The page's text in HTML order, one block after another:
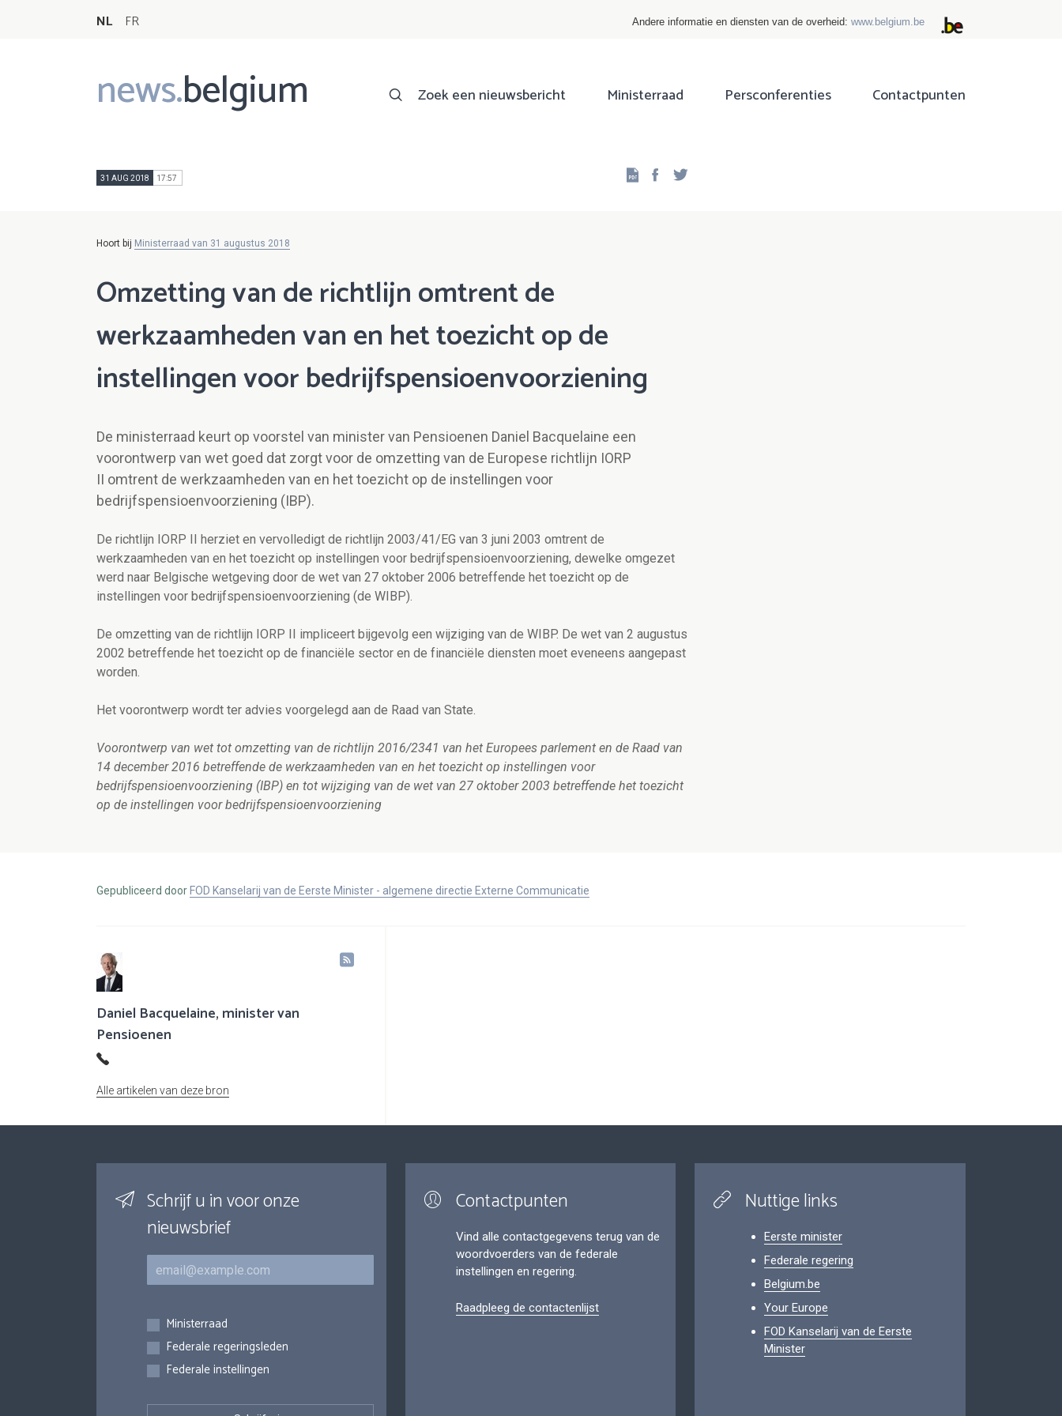
NL FR Andere informatie en diensten van de overheid: www.belgium.be
news.belgium
Main
navigation
Zoek een nieuwsbericht Ministerraad Persconferenties Contactpunten
31 AUG 2018 17:57 Facebook
Hoort bij Ministerraad van 31 augustus 2018
Omzetting van de richtlijn omtrent de
werkzaamheden van en het toezicht op de
instellingen voor bedrijfspensioenvoorziening
De ministerraad keurt op voorstel van minister van Pensioenen Daniel Bacquelaine een
voorontwerp van wet goed dat zorgt voor de omzetting van de Europese richtlijn IORP
II omtrent de werkzaamheden van en het toezicht op de instellingen voor
bedrijfspensioenvoorziening (IBP).
De richtlijn IORP II herziet en vervolledigt de richtlijn 2003/41/EG van 3 juni 2003 omtrent de
werkzaamheden van en het toezicht op instellingen voor bedrijfspensioenvoorziening, dewelke omgezet
werd naar Belgische wetgeving door de wet van 27 oktober 2006 betreffende het toezicht op de
instellingen voor bedrijfspensioenvoorziening (de WIBP).
De omzetting van de richtlijn IORP II impliceert bijgevolg een wijziging van de WIBP. De wet van 2 augustus
2002 betreffende het toezicht op de financiële sector en de financiële diensten moet eveneens aangepast
worden.
Het voorontwerp wordt ter advies voorgelegd aan de Raad van State.
Voorontwerp van wet tot omzetting van de richtlijn 2016/2341 van het Europees parlement en de Raad van
14 december 2016 betreffende de werkzaamheden van en het toezicht op instellingen voor
bedrijfspensioenvoorziening (IBP) en tot wijziging van de wet van 27 oktober 2003 betreffende het toezicht
op de instellingen voor bedrijfspensioenvoorziening
Gepubliceerd door FOD Kanselarij van de Eerste Minister - algemene directie Externe Communicatie
Daniel Bacquelaine, minister van
Pensioenen
Alle artikelen van deze bron
Schrijf u in voor onze
nieuwsbrief
E-mail
Inschrijvingen
Ministerraad
Federale regeringsleden
Federale instellingen
Contactpunten
Vind alle contactgegevens terug van de
woordvoerders van de federale
instellingen en regering.
Raadpleeg de contactenlijst
Nuttige links
Eerste minister
Federale regering
Belgium.be
Your Europe
FOD Kanselarij van de Eerste
Minister